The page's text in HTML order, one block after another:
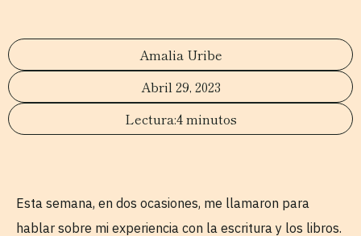
Amalia Uribe
Abril 29, 2023
4 minutos
Esta semana, en dos ocasiones, me llamaron para
hablar sobre mi experiencia con la escritura y los libros.